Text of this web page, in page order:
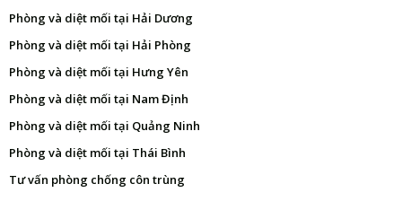
Phòng và diệt mối tại Hải Dương
Phòng và diệt mối tại Hải Phòng
Phòng và diệt mối tại Hưng Yên
Phòng và diệt mối tại Nam Định
Phòng và diệt mối tại Quảng Ninh
Phòng và diệt mối tại Thái Bình
Tư vấn phòng chống côn trùng